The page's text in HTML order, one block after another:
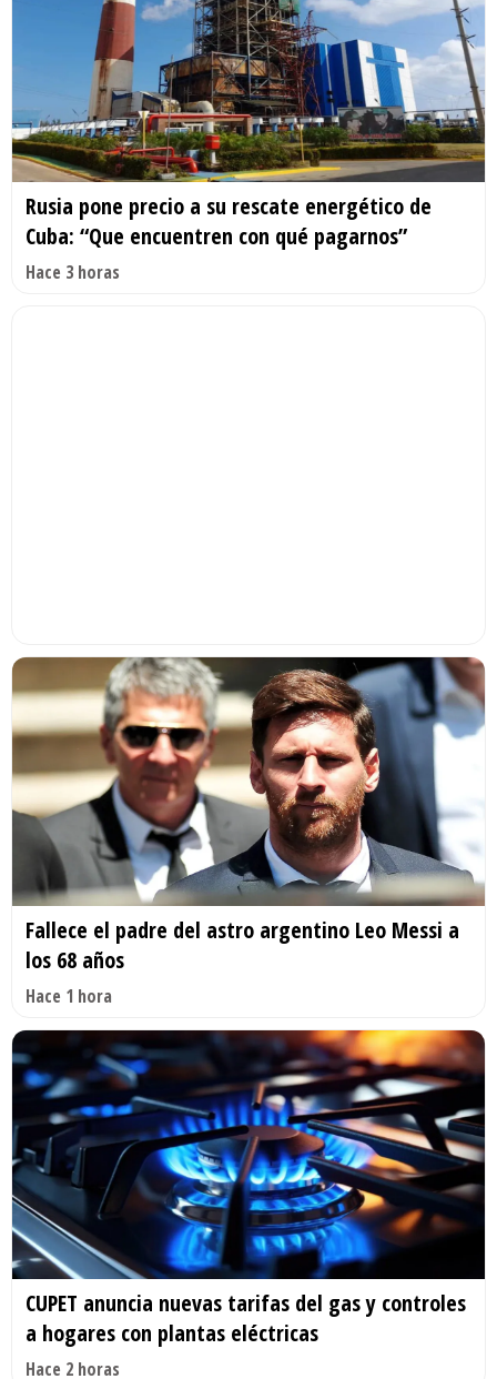
Rusia pone precio a su rescate energético de
Cuba: “Que encuentren con qué pagarnos”
Hace 3 horas
Fallece el padre del astro argentino Leo Messi a
los 68 años
Hace 1 hora
CUPET anuncia nuevas tarifas del gas y controles
a hogares con plantas eléctricas
Hace 2 horas